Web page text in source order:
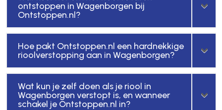
ontstoppen in Wagenborgen bij
Ontstoppen.nl?
Hoe pakt Ontstoppen.nl een hardnekkige
rioolverstopping aan in Wagenborgen?
Wat kun je zelf doen als je riool in
Wagenborgen verstopt is, en wanneer
schakel je Ontstoppen.nl in?